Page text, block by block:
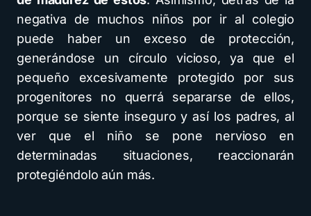
negativa de muchos niños por ir al colegio
puede haber un exceso de protección,
generándose un círculo vicioso, ya que el
pequeño excesivamente protegido por sus
progenitores no querrá separarse de ellos,
porque se siente inseguro y así los padres, al
ver que el niño se pone nervioso en
determinadas situaciones, reaccionarán
protegiéndolo aún más.